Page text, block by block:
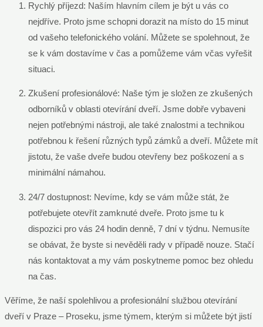
Rychlý příjezd: Naším hlavním cílem je být u vás co
nejdříve. Proto jsme schopni dorazit na místo do 15 minut
od vašeho telefonického volání. Můžete se spolehnout, že
se k vám dostavíme v čas a pomůžeme vám včas vyřešit
situaci.
Zkušení profesionálové: Naše tým je složen ze zkušených
odborníků v oblasti otevírání dveří. Jsme dobře vybaveni
nejen potřebnými nástroji, ale také znalostmi a technikou
potřebnou k řešení různých typů zámků a dveří. Můžete mít
jistotu, že vaše dveře budou otevřeny bez poškození a s
minimální námahou.
24/7 dostupnost: Nevíme, kdy se vám může stát, že
potřebujete otevřít zamknuté dveře. Proto jsme tu k
dispozici pro vás 24 hodin denně, 7 dní v týdnu. Nemusíte
se obávat, že byste si nevěděli rady v případě nouze. Stačí
nás kontaktovat a my vám poskytneme pomoc bez ohledu
na čas.
Věříme, že naší spolehlivou a profesionální službou otevírání
dveří v Praze – Proseku, jsme týmem, kterým si můžete být jistí